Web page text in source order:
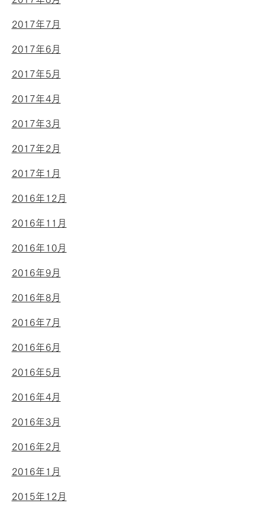
2017年7月
2017年6月
2017年5月
2017年4月
2017年3月
2017年2月
2017年1月
2016年12月
2016年11月
2016年10月
2016年9月
2016年8月
2016年7月
2016年6月
2016年5月
2016年4月
2016年3月
2016年2月
2016年1月
2015年12月